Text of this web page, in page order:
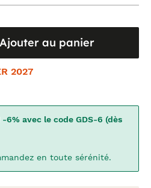
Ajouter au panier
2027
-6% avec le code GDS-6 (dès
en toute sérénité.